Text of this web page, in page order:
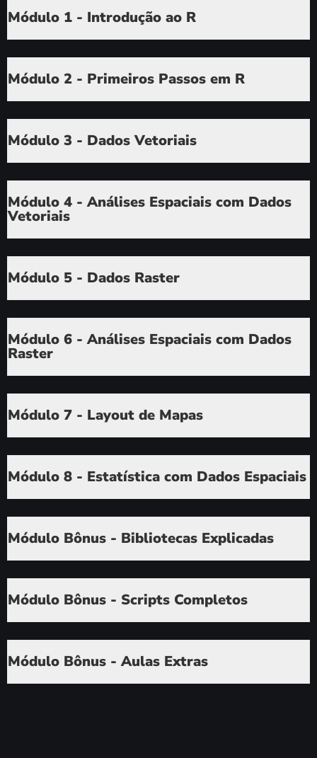
Módulo 1 - Introdução ao R
Módulo 2 - Primeiros Passos em R
Módulo 3 - Dados Vetoriais
Módulo 4 - Análises Espaciais com Dados
Vetoriais
Módulo 5 - Dados Raster
Módulo 6 - Análises Espaciais com Dados
Raster
Módulo 7 - Layout de Mapas
Módulo 8 - Estatística com Dados Espaciais
Módulo Bônus - Bibliotecas Explicadas
Módulo Bônus - Scripts Completos
Módulo Bônus - Aulas Extras